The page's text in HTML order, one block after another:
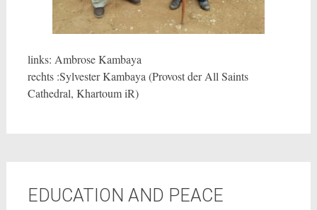
links: Ambrose Kambaya
rechts :Sylvester Kambaya (Provost der All Saints
Cathedral, Khartoum iR)
EDUCATION AND PEACE